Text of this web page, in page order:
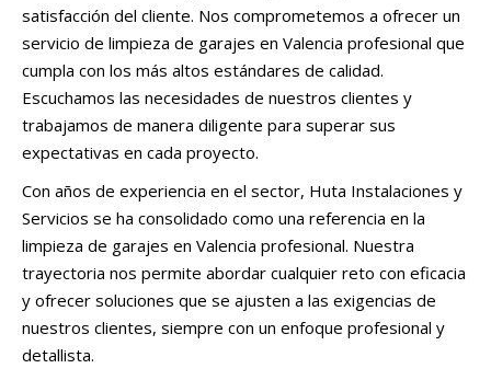
satisfacción del cliente. Nos comprometemos a ofrecer un
servicio de limpieza de garajes en Valencia profesional que
cumpla con los más altos estándares de calidad.
Escuchamos las necesidades de nuestros clientes y
trabajamos de manera diligente para superar sus
expectativas en cada proyecto.
Con años de experiencia en el sector, Huta Instalaciones y
Servicios se ha consolidado como una referencia en la
limpieza de garajes en Valencia profesional. Nuestra
trayectoria nos permite abordar cualquier reto con eficacia
y ofrecer soluciones que se ajusten a las exigencias de
nuestros clientes, siempre con un enfoque profesional y
detallista.